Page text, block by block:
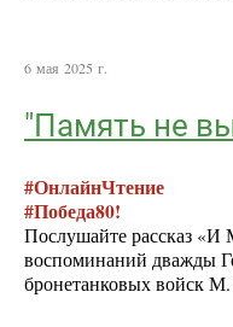
6 мая 2025 г.
"Память не
#ОнлайнЧтение
#Победа80!
Послушайте рассказ
воспоминаний дважды
бронетанковых войск М.